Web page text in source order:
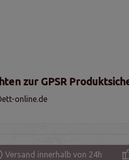
zur GPSR
online.de
Versand innerhalb von 24h